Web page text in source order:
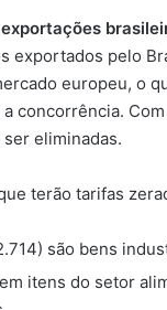
exportados pelo
europeu, o
concorrência.
eliminadas.
terão tarifas
são bens
itens do setor